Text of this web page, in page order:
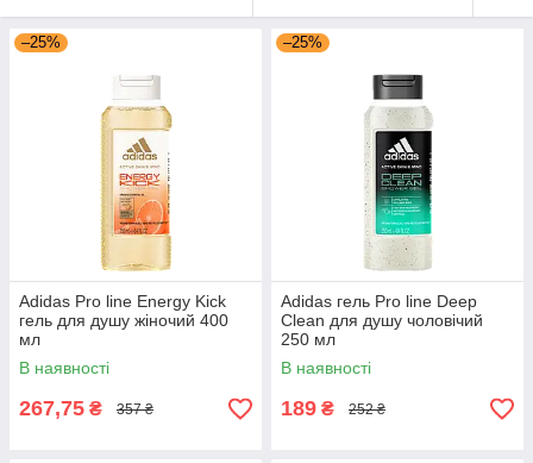
–25%
Adidas Pro line Energy Kick
гель для душу жіночий 400
мл
В наявності
267,75 ₴ 357 ₴
–25%
Adidas гель Pro line Deep
Clean для душу чоловічий
250 мл
В наявності
189 ₴ 252 ₴